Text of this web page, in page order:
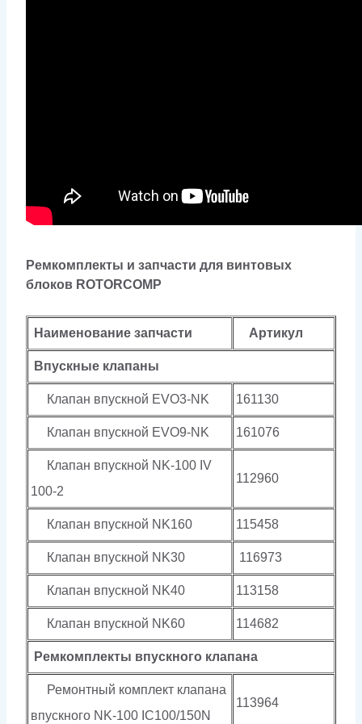
Ремкомплекты и запчасти для винтовых
блоков ROTORCOMP
Наименование запчасти Артикул
Впускные клапаны
Клапан впускной EVO3-NK 161130
Клапан впускной EVO9-NK 161076
Клапан впускной NK-100 IV
100-2
112960
Клапан впускной NK160 115458
Клапан впускной NK30 116973
Клапан впускной NK40 113158
Клапан впускной NK60 114682
Ремкомплекты впускного клапана
Ремонтный комплект клапана
впускного NK-100 IC100/150N
113964